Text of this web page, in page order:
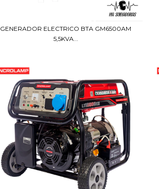
GENERADOR ELECTRICO BTA GM6500AM
5,5KVA...